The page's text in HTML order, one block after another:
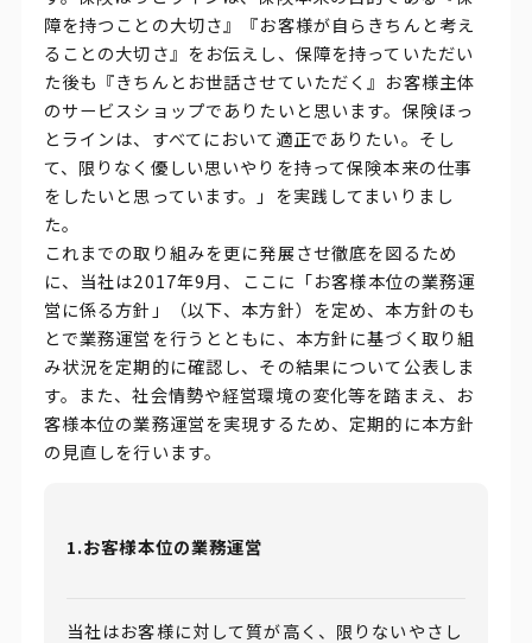
障を持つことの大切さ』『お客様が自らきちんと考え
ることの大切さ』をお伝えし、保障を持っていただい
た後も『きちんとお世話させていただく』お客様主体
のサービスショップでありたいと思います。保険ほっ
とラインは、すべてにおいて適正でありたい。そし
て、限りなく優しい思いやりを持って保険本来の仕事
をしたいと思っています。」を実践してまいりまし
た。
これまでの取り組みを更に発展させ徹底を図るため
に、当社は2017年9月、ここに「お客様本位の業務運
営に係る方針」（以下、本方針）を定め、本方針のも
とで業務運営を行うとともに、本方針に基づく取り組
み状況を定期的に確認し、その結果について公表しま
す。また、社会情勢や経営環境の変化等を踏まえ、お
客様本位の業務運営を実現するため、定期的に本方針
の見直しを行います。
1.お客様本位の業務運営
当社はお客様に対して質が高く、限りないやさし